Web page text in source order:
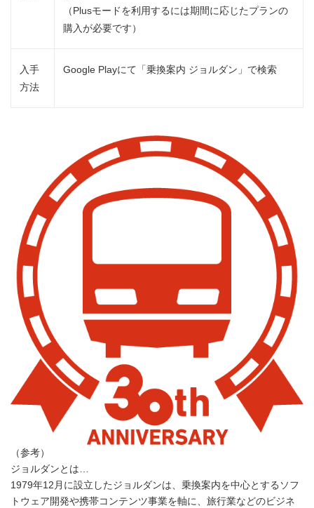
（Plusモードを利用するには期間に応じたプランの
購入が必要です）
入手
方法
Google Playにて「乗換案内 ジョルダン」で検索
（参考）
ジョルダンとは…
1979年12月に設立したジョルダンは、乗換案内を中心とするソフ
トウェア開発や携帯コンテンツ事業を軸に、旅行業などのビジネ